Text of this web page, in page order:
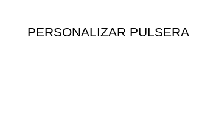
PERSONALIZAR PULSERA